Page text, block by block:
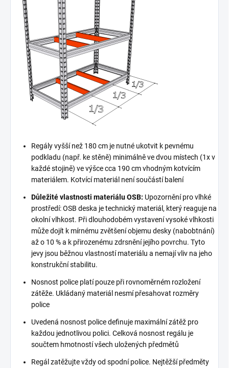
Regály vyšší než 180 cm je nutné ukotvit k pevnému
podkladu (např. ke stěně) minimálně ve dvou místech (1x v
každé stojině) ve výšce cca 190 cm vhodným kotvícím
materiálem. Kotvící materiál není součástí balení
Důležité vlastnosti materiálu OSB: Upozornění pro vlhké
prostředí: OSB deska je technický materiál, který reaguje na
okolní vlhkost. Při dlouhodobém vystavení vysoké vlhkosti
může dojít k mírnému zvětšení objemu desky (nabobtnání)
až o 10 % a k přirozenému zdrsnění jejího povrchu. Tyto
jevy jsou běžnou vlastností materiálu a nemají vliv na jeho
konstrukční stabilitu.
Nosnost police platí pouze při rovnoměrném rozložení
zátěže. Ukládaný materiál nesmí přesahovat rozměry
police
Uvedená nosnost police definuje maximální zátěž pro
každou jednotlivou polici. Celková nosnost regálu je
součtem hmotností všech uložených předmětů
Regál zatěžujte vždy od spodní police. Nejtěžší předměty